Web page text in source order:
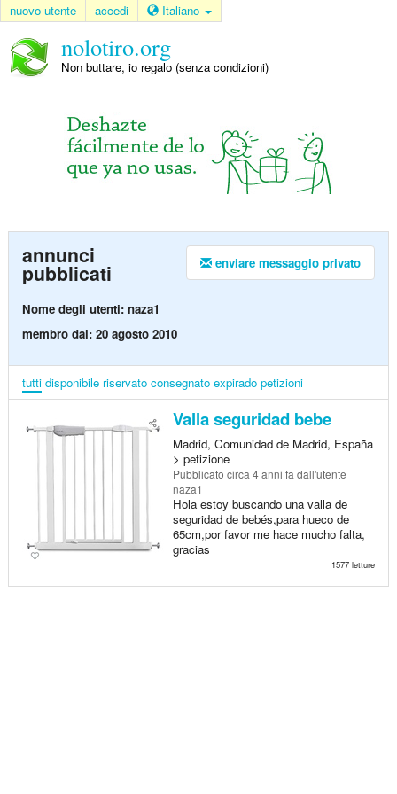
nuovo utente accedi Italiano
nolotiro.org
Non buttare, io regalo (senza condizioni)
enviare messaggio privato
annunci
pubblicati
Nome degli utenti: naza1
membro dal: 20 agosto 2010
tutti disponibile riservato consegnato expirado petizioni
Valla seguridad bebe
Madrid, Comunidad de Madrid, España
> petizione
Pubblicato circa 4 anni fa dall'utente
naza1
Hola estoy buscando una valla de
seguridad de bebés,para hueco de
65cm,por favor me hace mucho falta,
gracias
1577 letture